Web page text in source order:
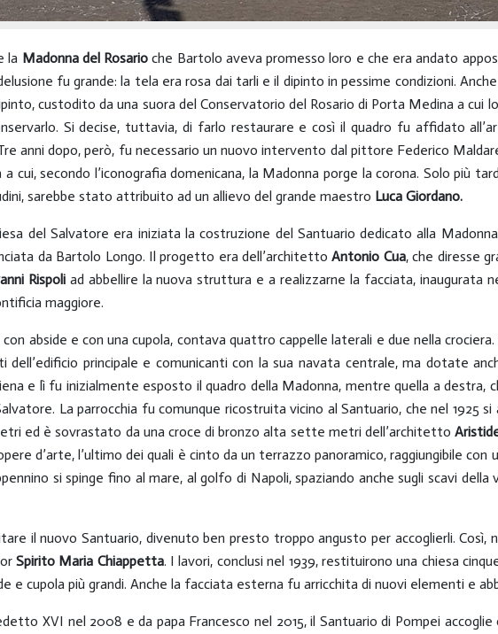
la Madonna del Rosario che Bartolo aveva promesso loro e che era andato
fu grande: la tela era rosa dai tarli e il dipinto in pessime condizioni.
custodito da una suora del Conservatorio del Rosario di Porta Medina a cui
Si decise, tuttavia, di farlo restaurare e così il quadro fu affidato
anni dopo, però, fu necessario un nuovo intervento dal pittore Federico
cui, secondo l’iconografia domenicana, la Madonna porge la corona. Solo più
sarebbe stato attribuito ad un allievo del grande maestro Luca Giordano.
del Salvatore era iniziata la costruzione del Santuario dedicato alla
da Bartolo Longo. Il progetto era dell’architettoAntonio Cua, che diresse
Rispoliad abbellire la nuova struttura e a realizzarne la facciata, inaugurata
maggiore.
abside e con una cupola, contava quattro cappelle laterali e due nella
principale e comunicanti con la sua navata centrale, ma dotate
e lì fu inizialmente esposto il quadro della Madonna, mentre quella a destra,
La parrocchia fu comunque ricostruita vicino al Santuario, che nel 1925 si
ed è sovrastato da una croce di bronzo alta sette metri dell’architetto
d’arte, l’ultimo dei quali è cinto da un terrazzo panoramico, raggiungibile con
si spinge fino al mare, al golfo di Napoli, spaziando anche sugli scavi della
il nuovo Santuario, divenuto ben presto troppo angusto per accoglierli. Così,
Spirito Maria Chiappetta. I lavori, conclusi nel 1939, restituirono una chiesa
e cupola più grandi. Anche la facciata esterna fu arricchita di nuovi elementi e
XVI nel 2008 e da papa Francesco nel 2015, il Santuario di Pompei